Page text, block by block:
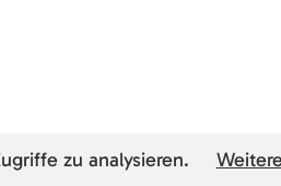
zu analysieren.